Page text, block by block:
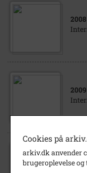
2008
2009
1992
Cookies på
arkiv.dk anvender
brugeroplevelse